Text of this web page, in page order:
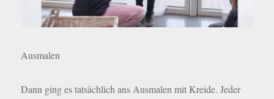
Ausmalen
Dann ging es tatsächlich ans Ausmalen mit Kreide. Jeder